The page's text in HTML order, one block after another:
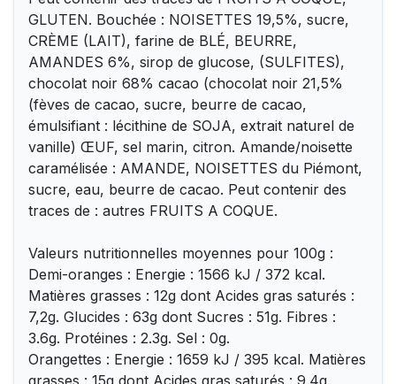
GLUTEN. Bouchée : NOISETTES 19,5%, sucre,
CRÈME (LAIT), farine de BLÉ, BEURRE,
AMANDES 6%, sirop de glucose, (SULFITES),
chocolat noir 68% cacao (chocolat noir 21,5%
(fèves de cacao, sucre, beurre de cacao,
émulsifiant : lécithine de SOJA, extrait naturel de
vanille) ŒUF, sel marin, citron. Amande/noisette
caramélisée : AMANDE, NOISETTES du Piémont,
sucre, eau, beurre de cacao. Peut contenir des
traces de : autres FRUITS A COQUE.
Valeurs nutritionnelles moyennes pour 100g :
Demi-oranges : Energie : 1566 kJ / 372 kcal.
Matières grasses : 12g dont Acides gras saturés :
7,2g. Glucides : 63g dont Sucres : 51g. Fibres :
3.6g. Protéines : 2.3g. Sel : 0g.
Orangettes : Energie : 1659 kJ / 395 kcal. Matières
grasses : 15g dont Acides gras saturés : 9.4g.